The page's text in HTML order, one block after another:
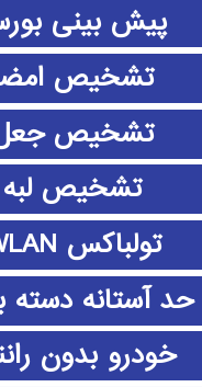
پیش بینی
تشخیص
تشخیص
تشخیص لبه
تولباکس WLAN
حد آستانه دسته
خودرو بدون